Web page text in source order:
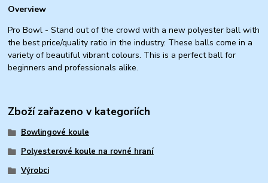
Overview
Pro Bowl - Stand out of the crowd with a new polyester ball with
the best price/quality ratio in the industry. These balls come in a
variety of beautiful vibrant colours. This is a perfect ball for
beginners and professionals alike.
Zboží zařazeno v kategoriích
Bowlingové koule
Polyesterové koule na rovné hraní
Výrobci